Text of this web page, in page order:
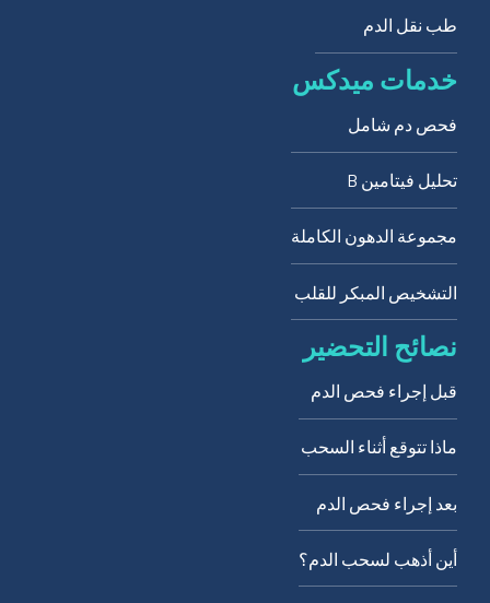
طب نقل الدم
خدمات ميدكس
فحص دم شامل
تحليل فيتامين B
مجموعة الدهون الكاملة
التشخيص المبكر للقلب
نصائح التحضير
قبل إجراء فحص الدم
ماذا تتوقع أثناء السحب
بعد إجراء فحص الدم
أين أذهب لسحب الدم؟